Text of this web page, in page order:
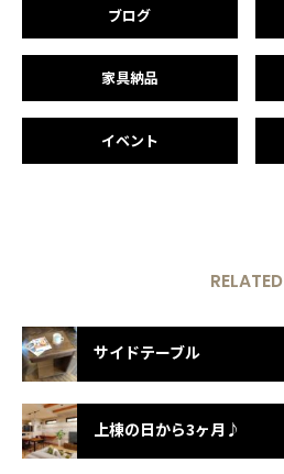
ブログ
家具納品
イベント
RELATED
サイドテーブル
上棟の日から3ヶ月♪